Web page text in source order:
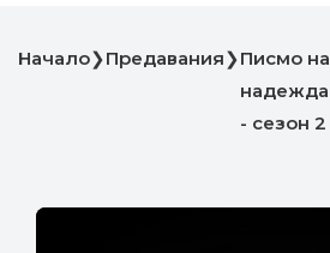
Начало❯Предавания❯Писмо на
надежда
- сезон 2